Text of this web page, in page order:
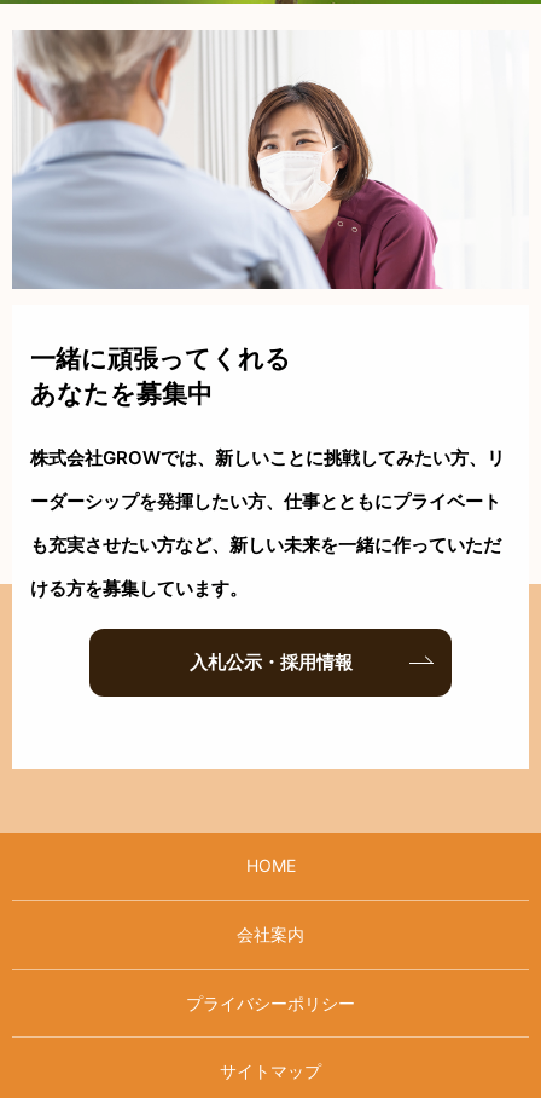
一緒に頑張ってくれる
あなたを募集中
株式会社GROWでは、新しいことに挑戦してみたい方、リ
ーダーシップを発揮したい方、仕事とともにプライベート
も充実させたい方など、新しい未来を一緒に作っていただ
ける方を募集しています。
入札公示・採用情報
HOME
会社案内
プライバシーポリシー
サイトマップ